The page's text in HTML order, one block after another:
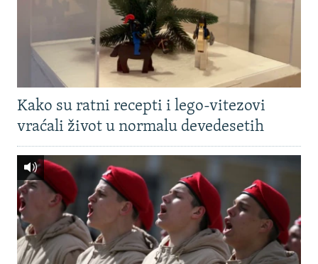
Kako su ratni recepti i lego-vitezovi
vraćali život u normalu devedesetih